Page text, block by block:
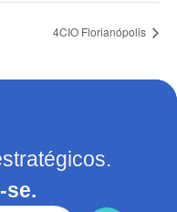
4CIO Florianópolis
se.